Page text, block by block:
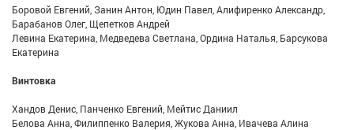
Боровой Евгений, Занин Антон, Юдин Павел, Алифиренко Александр,
Барабанов Олег, Щепетков Андрей
Левина Екатерина, Медведева Светлана, Ордина Наталья, Барсукова
Екатерина
Винтовка
Хандов Денис, Панченко Евгений, Мейтис Даниил
Белова Анна, Филиппенко Валерия, Жукова Анна, Ивачева Алина